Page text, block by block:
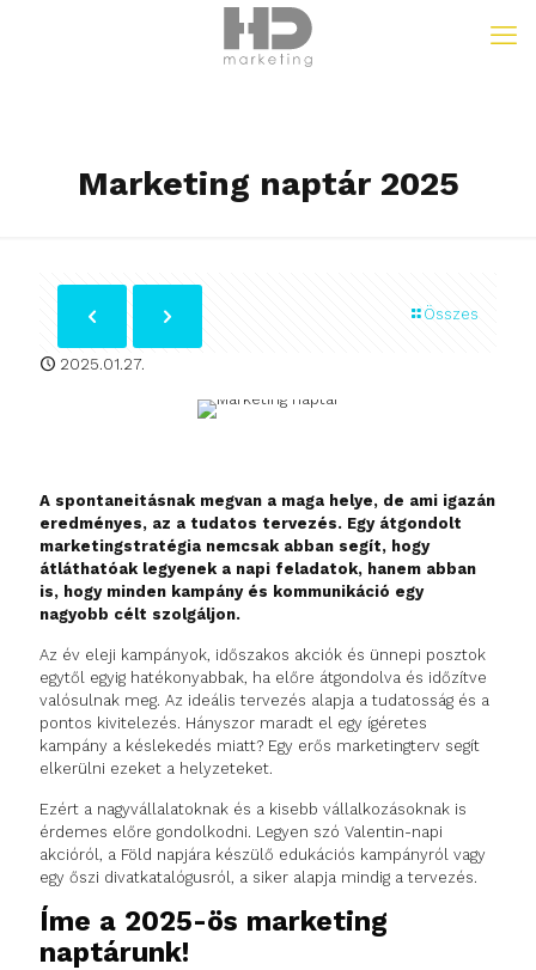
Marketing naptár 2025
Összes
2025.01.27.
A spontaneitásnak megvan a maga helye, de ami igazán
eredményes, az a tudatos tervezés. Egy átgondolt
marketingstratégia nemcsak abban segít, hogy
átláthatóak legyenek a napi feladatok, hanem abban
is, hogy minden kampány és kommunikáció egy
nagyobb célt szolgáljon.
Az év eleji kampányok, időszakos akciók és ünnepi posztok
egytől egyig hatékonyabbak, ha előre átgondolva és időzítve
valósulnak meg. Az ideális tervezés alapja a tudatosság és a
pontos kivitelezés. Hányszor maradt el egy ígéretes
kampány a késlekedés miatt? Egy erős marketingterv segít
elkerülni ezeket a helyzeteket.
Ezért a nagyvállalatoknak és a kisebb vállalkozásoknak is
érdemes előre gondolkodni. Legyen szó Valentin-napi
akcióról, a Föld napjára készülő edukációs kampányról vagy
egy őszi divatkatalógusról, a siker alapja mindig a tervezés.
Íme a 2025-ös marketing
naptárunk!